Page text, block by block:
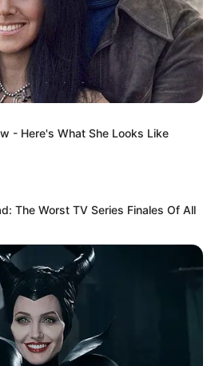
- Here's What She Looks Like
The Worst TV Series Finales Of All